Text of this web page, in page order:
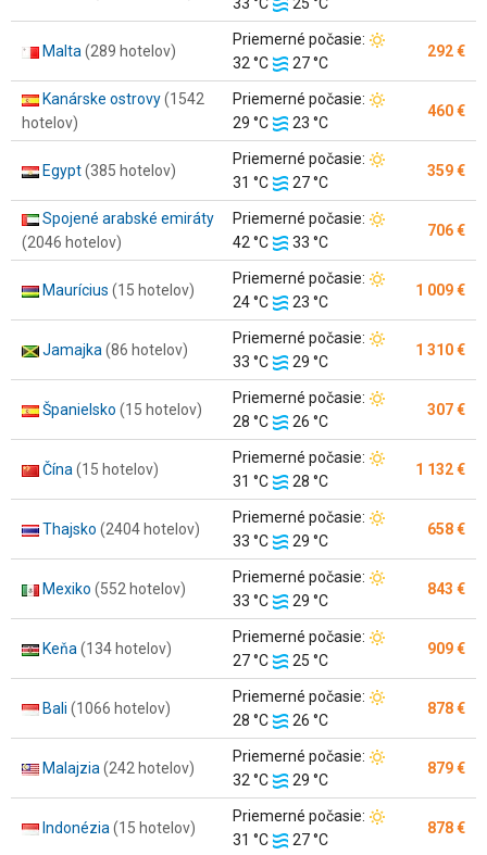
vody:
Malta (289 hotelov)
Priemerné počasie:
vzduchu:
32 °C
Teplota
vody:
27 °C
292 €
Kanárske ostrovy(1542
hotelov)
Priemerné počasie:
vzduchu:
29 °C
Teplota
vody:
23 °C
460 €
Egypt(385 hotelov)
Priemerné počasie:
vzduchu:
31 °C
Teplota
vody:
27 °C
359 €
Spojené arabské emiráty
(2046 hotelov)
Priemerné počasie:
vzduchu:
42 °C
Teplota
vody:
33 °C
706 €
Maurícius (15 hotelov)
Priemerné počasie:
vzduchu:
24 °C
Teplota
vody:
23 °C
1 009 €
Jamajka (86 hotelov)
Priemerné počasie:
vzduchu:
33 °C
Teplota
vody:
29 °C
1 310 €
Španielsko (15 hotelov)
Priemerné počasie:
vzduchu:
28 °C
Teplota
vody:
26 °C
307 €
Čína (15 hotelov)
Priemerné počasie:
vzduchu:
31 °C
Teplota
vody:
28 °C
1 132 €
Thajsko (2404 hotelov)
Priemerné počasie:
vzduchu:
33 °C
Teplota
vody:
29 °C
658 €
Mexiko (552 hotelov)
Priemerné počasie:
vzduchu:
33 °C
Teplota
vody:
29 °C
843 €
Keňa (134 hotelov)
Priemerné počasie:
vzduchu:
27 °C
Teplota
vody:
25 °C
909 €
Bali (1066 hotelov)
Priemerné počasie:
vzduchu:
28 °C
Teplota
vody:
26 °C
878 €
Malajzia (242 hotelov)
Priemerné počasie:
vzduchu:
32 °C
Teplota
vody:
29 °C
879 €
Indonézia (15 hotelov)
Priemerné počasie:
vzduchu:
31 °C
Teplota
27 °C
878 €